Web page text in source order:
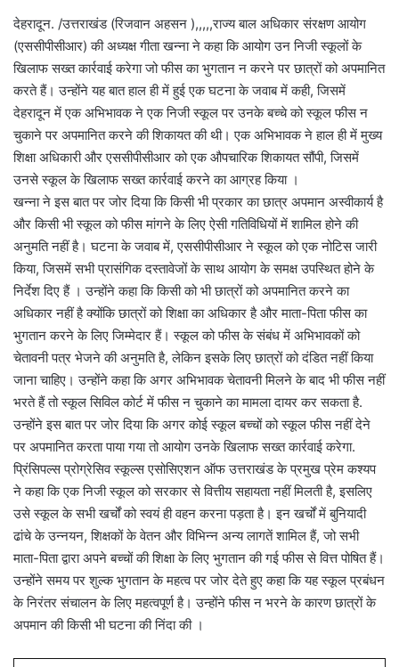
देहरादून. /उत्तराखंड (रिजवान अहसन ),,,,,राज्य बाल अधिकार संरक्षण आयोग
(एससीपीसीआर) की अध्यक्ष गीता खन्ना ने कहा कि आयोग उन निजी स्कूलों के
खिलाफ सख्त कार्रवाई करेगा जो फीस का भुगतान न करने पर छात्रों को अपमानित
करते हैं। उन्होंने यह बात हाल ही में हुई एक घटना के जवाब में कही, जिसमें
देहरादून में एक अभिभावक ने एक निजी स्कूल पर उनके बच्चे को स्कूल फीस न
चुकाने पर अपमानित करने की शिकायत की थी। एक अभिभावक ने हाल ही में मुख्य
शिक्षा अधिकारी और एससीपीसीआर को एक औपचारिक शिकायत सौंपी, जिसमें
उनसे स्कूल के खिलाफ सख्त कार्रवाई करने का आग्रह किया ।
खन्ना ने इस बात पर जोर दिया कि किसी भी प्रकार का छात्र अपमान अस्वीकार्य है
और किसी भी स्कूल को फीस मांगने के लिए ऐसी गतिविधियों में शामिल होने की
अनुमति नहीं है। घटना के जवाब में, एससीपीसीआर ने स्कूल को एक नोटिस जारी
किया, जिसमें सभी प्रासंगिक दस्तावेजों के साथ आयोग के समक्ष उपस्थित होने के
निर्देश दिए हैं । उन्होंने कहा कि किसी को भी छात्रों को अपमानित करने का
अधिकार नहीं है क्योंकि छात्रों को शिक्षा का अधिकार है और माता-पिता फीस का
भुगतान करने के लिए जिम्मेदार हैं। स्कूल को फीस के संबंध में अभिभावकों को
चेतावनी पत्र भेजने की अनुमति है, लेकिन इसके लिए छात्रों को दंडित नहीं किया
जाना चाहिए। उन्होंने कहा कि अगर अभिभावक चेतावनी मिलने के बाद भी फीस नहीं
भरते हैं तो स्कूल सिविल कोर्ट में फीस न चुकाने का मामला दायर कर सकता है.
उन्होंने इस बात पर जोर दिया कि अगर कोई स्कूल बच्चों को स्कूल फीस नहीं देने
पर अपमानित करता पाया गया तो आयोग उनके खिलाफ सख्त कार्रवाई करेगा.
प्रिंसिपल्स प्रोग्रेसिव स्कूल्स एसोसिएशन ऑफ उत्तराखंड के प्रमुख प्रेम कश्यप
ने कहा कि एक निजी स्कूल को सरकार से वित्तीय सहायता नहीं मिलती है, इसलिए
उसे स्कूल के सभी खर्चों को स्वयं ही वहन करना पड़ता है। इन खर्चों में बुनियादी
ढांचे के उन्नयन, शिक्षकों के वेतन और विभिन्न अन्य लागतें शामिल हैं, जो सभी
माता-पिता द्वारा अपने बच्चों की शिक्षा के लिए भुगतान की गई फीस से वित्त पोषित हैं।
उन्होंने समय पर शुल्क भुगतान के महत्व पर जोर देते हुए कहा कि यह स्कूल प्रबंधन
के निरंतर संचालन के लिए महत्वपूर्ण है। उन्होंने फीस न भरने के कारण छात्रों के
अपमान की किसी भी घटना की निंदा की ।